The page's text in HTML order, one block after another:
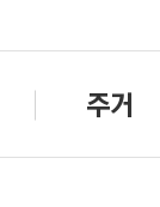
주거